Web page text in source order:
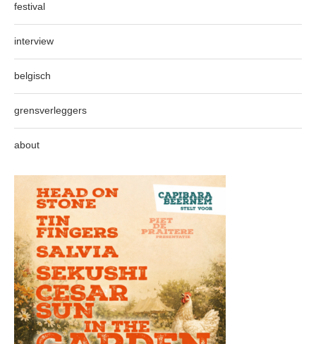
festival
interview
belgisch
grensverleggers
about